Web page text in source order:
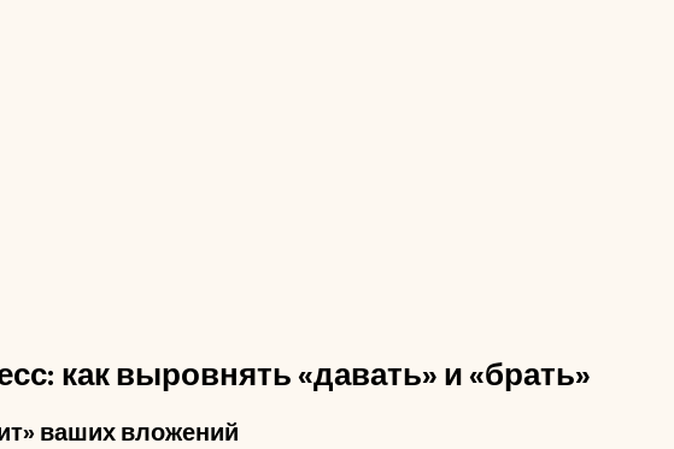
как выровнять «давать» и «брать»
ваших вложений